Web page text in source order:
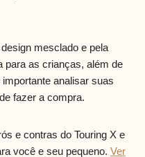
mesclado e pela
para as crianças, além de
analisar suas
fazer a compra.
e contras do Touring X e
você e seu pequeno. Ver